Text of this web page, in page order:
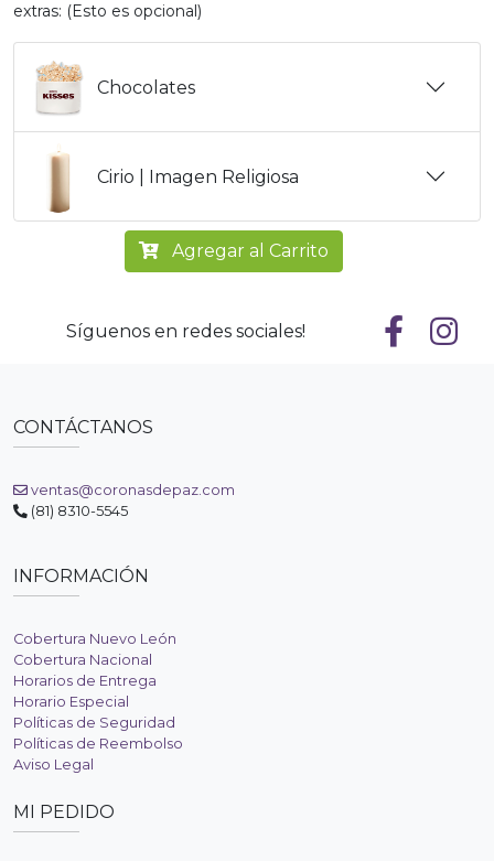
extras: (Esto es opcional)
Chocolates
Cirio | Imagen Religiosa
Agregar al Carrito
Síguenos en redes sociales!
CONTÁCTANOS
ventas@coronasdepaz.com
(81) 8310-5545
INFORMACIÓN
Cobertura Nuevo León
Cobertura Nacional
Horarios de Entrega
Horario Especial
Políticas de Seguridad
Políticas de Reembolso
Aviso Legal
MI PEDIDO